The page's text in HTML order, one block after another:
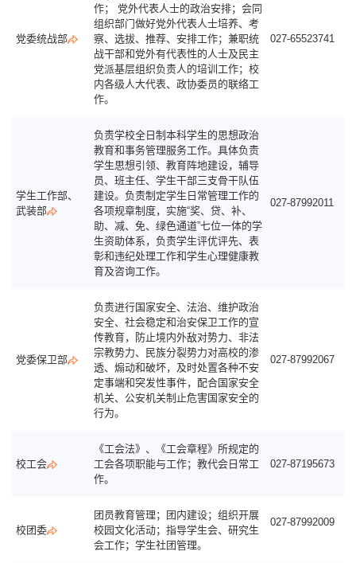
党委统战部
作； 党外代表人士的政治安排；会同
组织部门做好党外代表人士培养、考
察、选拔、推荐、安排工作；兼职统
战干部和党外有代表性的人士及民主
党派基层组织负责人的培训工作；校
内各级人大代表、政协委员的联络工
作。
027-65523741
学生工作部、
武装部
负责学校全日制本科学生的思想政治
教育和事务管理服务工作。具体负责
学生思想引领、教育阵地建设，辅导
员、班主任、学生干部三支骨干队伍
建设。负责制定学生日常管理工作的
各项规章制度，实施“奖、贷、补、
助、减、免、绿色通道”七位一体的学
生资助体系，负责学生评优评先、表
彰和违纪处理工作和学生心理健康教
育及咨询工作。
027-87992011
党委保卫部
负责进行国家安全、法治、维护政治
安全、社会稳定和治安保卫工作的宣
传教育，防止境内外敌对势力、非法
宗教势力、民族分裂势力对高校的渗
透、煽动和破坏，及时处置各种不安
定事端和突发性事件，配合国家安全
机关、公安机关制止危害国家安全的
行为。
027-87992067
校工会
《工会法》、《工会章程》所规定的
工会各项职能与工作；教代会日常工
作。
027-87195673
校团委
团员教育管理；团内建设；组织开展
校园文化活动；指导学生会、研究生
会工作；学生社团管理。
027-87992009